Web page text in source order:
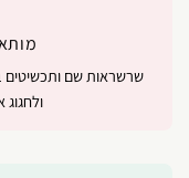
שרשראות שם